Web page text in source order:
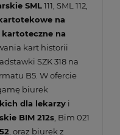
SML111, SML 112,
na
kartoteczne na
kart historii
SZK 318 na
B5. W ofercie
biurek
dla lekarzy i
BIM 212s , Bim 021
, oraz biurek z